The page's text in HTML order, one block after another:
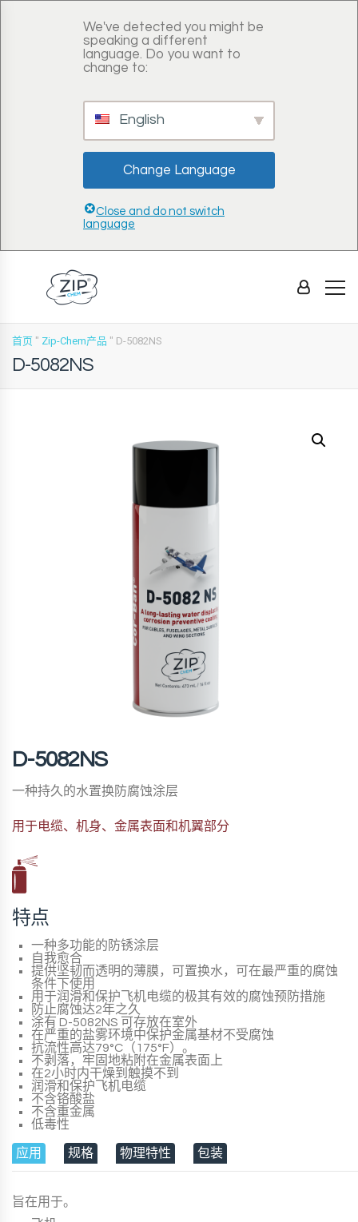
We've detected you might be
speaking a different
language. Do you want to
change to:
English
Change Language
Close and do not switch
language
首页 " Zip-Chem产品 " D-5082NS
D-5082NS
D-5082NS
一种持久的水置换防腐蚀涂层
用于电缆、机身、金属表面和机翼部分
特点
一种多功能的防锈涂层
自我愈合
提供坚韧而透明的薄膜，可置换水，可在最严重的腐蚀
条件下使用
用于润滑和保护飞机电缆的极其有效的腐蚀预防措施
防止腐蚀达2年之久
涂有 D-5082NS 可存放在室外
在严重的盐雾环境中保护金属基材不受腐蚀
抗流性高达79°C（175°F）。
不剥落，牢固地粘附在金属表面上
在2小时内干燥到触摸不到
润滑和保护飞机电缆
不含铬酸盐
不含重金属
低毒性
应用 规格 物理特性 包装
旨在用于。